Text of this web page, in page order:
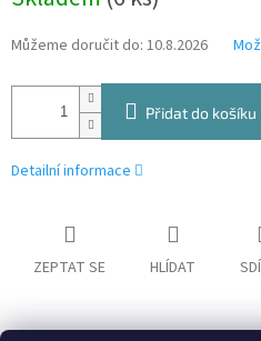
Můžeme doručit do: 10.8.2026
Přidat do košíku
Detailní informace
ZEPTAT SE HLÍDAT